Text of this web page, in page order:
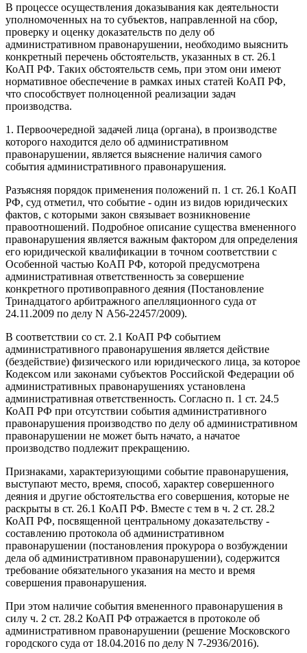
В процессе осуществления доказывания как деятельности
уполномоченных на то субъектов, направленной на сбор,
проверку и оценку доказательств по делу об
административном правонарушении, необходимо выяснить
конкретный перечень обстоятельств, указанных в ст. 26.1
КоАП РФ. Таких обстоятельств семь, при этом они имеют
нормативное обеспечение в рамках иных статей КоАП РФ,
что способствует полноценной реализации задач
производства.
1. Первоочередной задачей лица (органа), в производстве
которого находится дело об административном
правонарушении, является выяснение наличия самого
события административного правонарушения.
Разъясняя порядок применения положений п. 1 ст. 26.1 КоАП
РФ, суд отметил, что событие - один из видов юридических
фактов, с которыми закон связывает возникновение
правоотношений. Подробное описание существа вмененного
правонарушения является важным фактором для определения
его юридической квалификации в точном соответствии с
Особенной частью КоАП РФ, которой предусмотрена
административная ответственность за совершение
конкретного противоправного деяния (Постановление
Тринадцатого арбитражного апелляционного суда от
24.11.2009 по делу N А56-22457/2009).
В соответствии со ст. 2.1 КоАП РФ событием
административного правонарушения является действие
(бездействие) физического или юридического лица, за которое
Кодексом или законами субъектов Российской Федерации об
административных правонарушениях установлена
административная ответственность. Согласно п. 1 ст. 24.5
КоАП РФ при отсутствии события административного
правонарушения производство по делу об административном
правонарушении не может быть начато, а начатое
производство подлежит прекращению.
Признаками, характеризующими событие правонарушения,
выступают место, время, способ, характер совершенного
деяния и другие обстоятельства его совершения, которые не
раскрыты в ст. 26.1 КоАП РФ. Вместе с тем в ч. 2 ст. 28.2
КоАП РФ, посвященной центральному доказательству -
составлению протокола об административном
правонарушении (постановления прокурора о возбуждении
дела об административном правонарушении), содержится
требование обязательного указания на место и время
совершения правонарушения.
При этом наличие события вмененного правонарушения в
силу ч. 2 ст. 28.2 КоАП РФ отражается в протоколе об
административном правонарушении (решение Московского
городского суда от 18.04.2016 по делу N 7-2936/2016).